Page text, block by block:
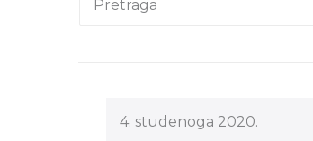
4. studenoga 2020.